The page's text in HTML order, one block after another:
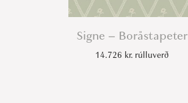
Signe – Boråstapeter
14.726 kr. rúlluverð